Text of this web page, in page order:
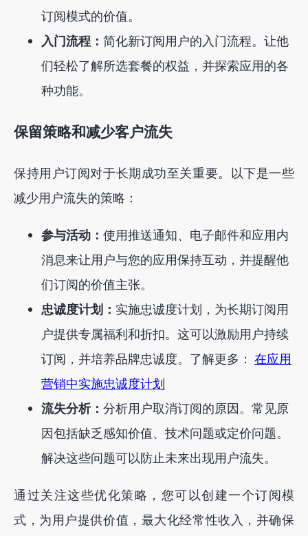
订阅模式的价值。
入门流程： 简化新订阅用户的入门流程。让他
们轻松了解所选套餐的权益，并探索应用的各
种功能。
保留策略和减少客户流失
保持用户订阅对于长期成功至关重要。以下是一些
减少用户流失的策略：
参与活动： 使用推送通知、电子邮件和应用内
消息来让用户与您的应用保持互动，并提醒他
们订阅的价值主张。
忠诚度计划： 实施忠诚度计划，为长期订阅用
户提供专属福利和折扣。这可以激励用户持续
订阅，并培养品牌忠诚度。了解更多： 在应用
营销中实施忠诚度计划
流失分析： 分析用户取消订阅的原因。常见原
因包括缺乏感知价值、技术问题或定价问题。
解决这些问题可以防止未来出现用户流失。
通过关注这些优化策略，您可以创建一个订阅模
式，为用户提供价值，最大化经常性收入，并确保